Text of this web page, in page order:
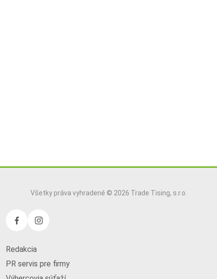
Všetky práva vyhradené © 2026 Trade Tising, s.r.o.
Redakcia
PR servis pre firmy